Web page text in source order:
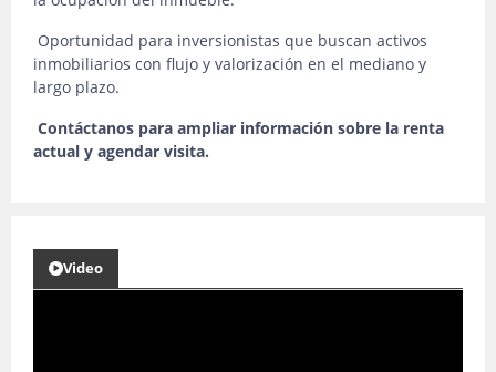
Oportunidad para inversionistas que buscan activos
inmobiliarios con flujo y valorización en el mediano y
largo plazo.
Contáctanos para ampliar información sobre la renta
actual y agendar visita.
Video